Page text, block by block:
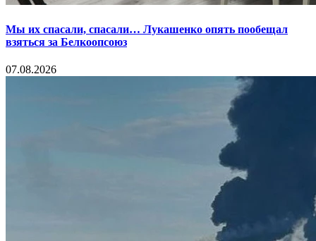
Мы их спасали, спасали… Лукашенко опять пообещал
взяться за Белкоопсоюз
07.08.2026